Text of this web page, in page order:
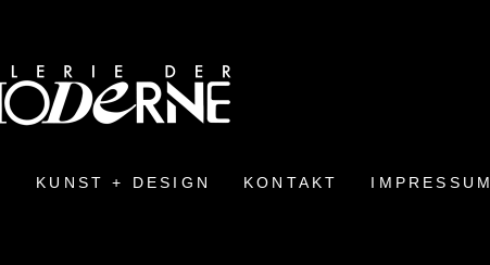
KUNST + DESIGN KONTAKT IMPRESSUM